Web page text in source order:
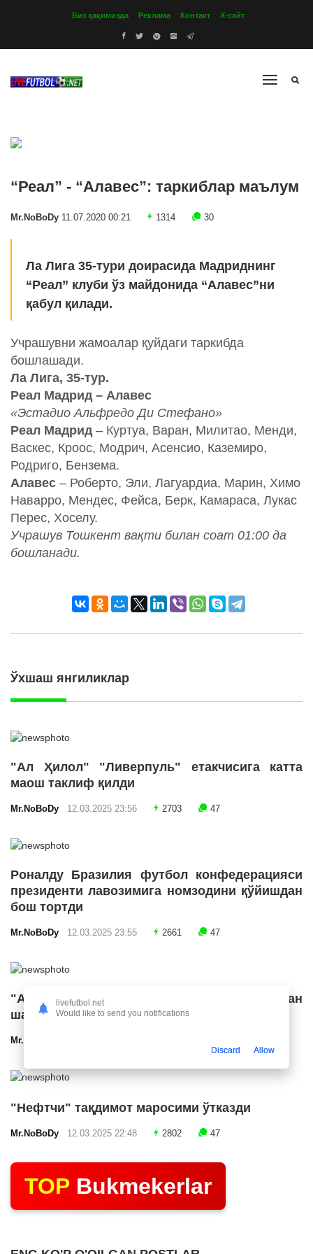
Биз ҳақимизда Реклама Контакт Х-сайт
“Реал” - “Алавес”: таркиблар маълум
Mr.NoBoDy 11.07.2020 00:21 1314 30
Ла Лига 35-тури доирасида Мадриднинг
“Реал” клуби ўз майдонида “Алавес”ни
қабул қилади.
Учрашувни жамоалар қуйдаги таркибда
бошлашади.
Ла Лига, 35-тур.
Реал Мадрид – Алавес
«Эстадио Альфредо Ди Стефано»
Реал Мадрид – Куртуа, Варан, Милитао, Менди,
Васкес, Кроос, Модрич, Асенсио, Каземиро,
Родриго, Бензема.
Алавес – Роберто, Эли, Лагуардиа, Марин, Химо
Наварро, Мендес, Фейса, Берк, Камараса, Лукас
Перес, Хоселу.
Учрашув Тошкент вақти билан соат 01:00 да
бошланади.
Ўхшаш янгиликлар
"Ал Ҳилол" "Ливерпуль" етакчисига катта
маош таклиф қилди
Mr.NoBoDy 12.03.2025 23:56 2703 47
Роналду Бразилия футбол конфедерацияси
президенти лавозимига номзодини қўйишдан
бош тортди
Mr.NoBoDy 12.03.2025 23:55 2661 47
"Арсенал" икки ярим ҳимоячи билан
шартнома имзолашга яқин
Mr.NoBoDy
"Нефтчи" тақдимот маросими ўтказди
Mr.NoBoDy 12.03.2025 22:48 2802 47
TOP Bukmekerlar
livefutbol.net
Would like to send you notifications
Discard Allow